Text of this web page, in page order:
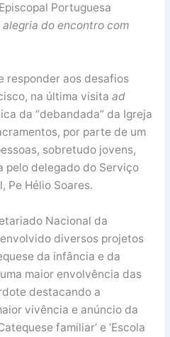
Portuguesa
alegria do encontro com
responder aos desafios
na última visita ad
da “debandada” da Igreja
por parte de um
sobretudo jovens,
pelo delegado do Serviço
Pe Hélio Soares.
Nacional da
diversos projetos
da infância e da
maior envolvência das
destacando a
vivência e anúncio da
familiar’ e ‘Escola